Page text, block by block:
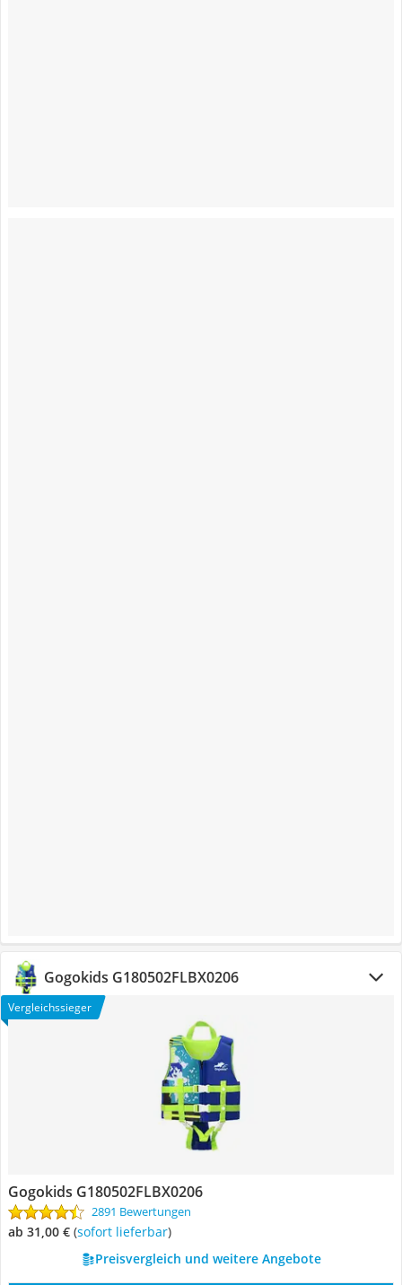
Gogokids G180502FLBX0206
Vergleichssieger
Gogokids G180502FLBX0206
2891 Bewertungen
ab 31,00 € ( Sofort lieferbar)
Preisvergleich und weitere Angebote